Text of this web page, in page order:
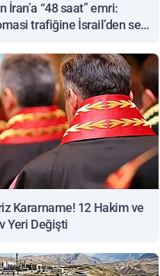
İran’a “48 saat” emri:
trafiğine İsrail’den sert
Kararname! 12 Hakim ve
Yeri Değişti